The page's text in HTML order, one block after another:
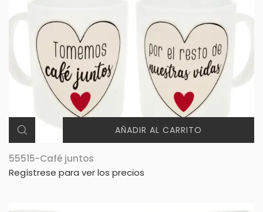
AÑADIR AL CARRITO
55515-Café juntos
Regístrese para ver los precios